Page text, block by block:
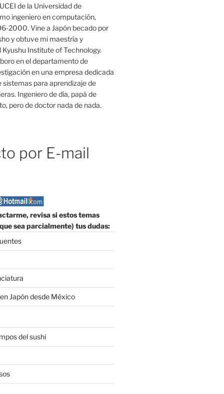
de la Universidad de
ingeniero en computación,
2000. Vine a Japón becado por
y obtuve mi maestría y
Institute of Technology.
en el departamento de
en una empresa dedicada
sistemas para aprendizaje de
Ingeniero de día, papá de
pero de doctor nada de nada.
por E-mail
revisa si estos temas
sea parcialmente) tus dudas:
Japón desde México
del sushi